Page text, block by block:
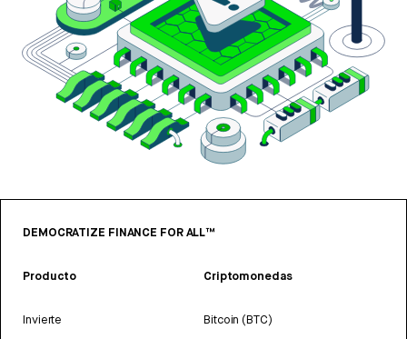
DEMOCRATIZE FINANCE FOR ALL™
Producto
Invierte
Criptomonedas
Bitcoin (BTC)